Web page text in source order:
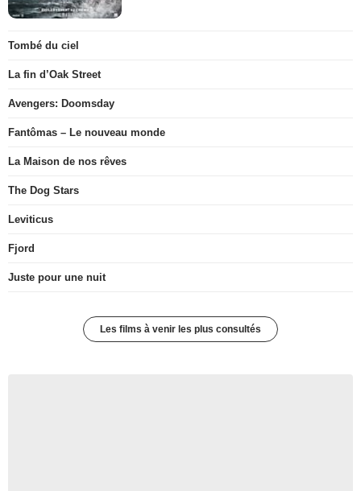
Tombé du ciel
La fin d’Oak Street
Avengers: Doomsday
Fantômas – Le nouveau monde
La Maison de nos rêves
The Dog Stars
Leviticus
Fjord
Juste pour une nuit
Les films à venir les plus consultés